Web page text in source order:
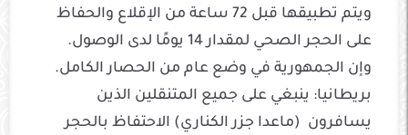
ويتم تطبيقها قبل 72 ساعة من الإقلاع والحفاظ
على الحجر الصحي لمقدار 14 يومًا لدى الوصول.
وإن الجمهورية في وضع عام من الحصار الكامل.
بريطانيا: ينبغي على جميع المتنقلين الذين
يسافرون (ماعدا جزر الكناري) الاحتفاظ بالحجر